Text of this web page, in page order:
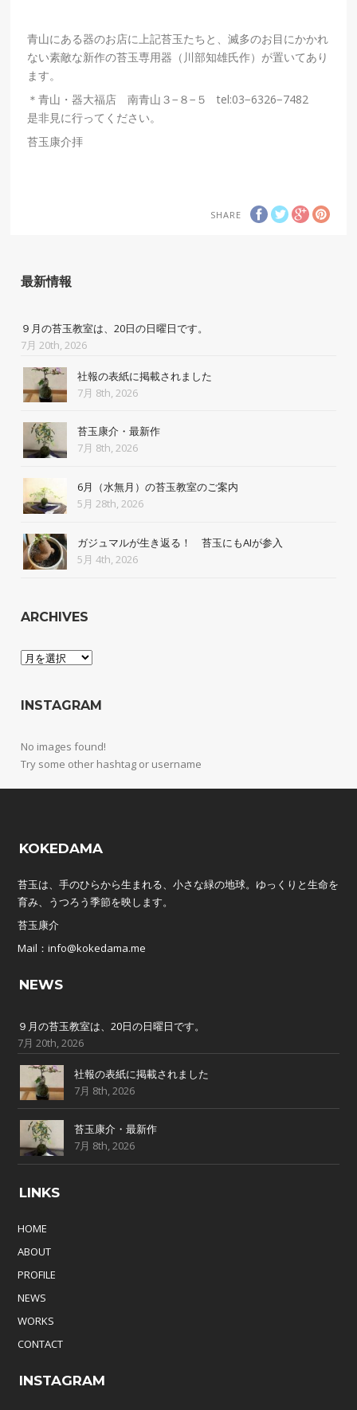
青山にある器のお店に上記苔玉たちと、滅多のお目にかかれ
ない素敵な新作の苔玉専用器（川部知雄氏作）が置いてあり
ます。
＊青山・器大福店 南青山３−８−５ tel:03−6326−7482
是非見に行ってください。
苔玉康介拝
SHARE
最新情報
９月の苔玉教室は、20日の日曜日です。
7月 20th, 2026
社報の表紙に掲載されました
7月 8th, 2026
苔玉康介・最新作
7月 8th, 2026
6月（水無月）の苔玉教室のご案内
5月 28th, 2026
ガジュマルが生き返る！ 苔玉にもAIが参入
5月 4th, 2026
ARCHIVES
Archives
INSTAGRAM
No images found!
Try some other hashtag or username
KOKEDAMA
苔玉は、手のひらから生まれる、小さな緑の地球。ゆっくりと生命を
育み、うつろう季節を映します。
苔玉康介
Mail：info@kokedama.me
NEWS
９月の苔玉教室は、20日の日曜日です。
7月 20th, 2026
社報の表紙に掲載されました
7月 8th, 2026
苔玉康介・最新作
7月 8th, 2026
LINKS
HOME
ABOUT
PROFILE
NEWS
WORKS
CONTACT
INSTAGRAM